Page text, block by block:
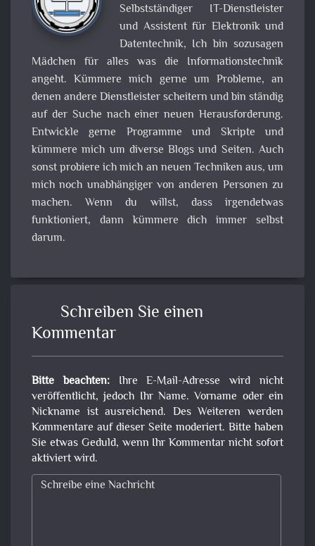
Selbstständiger IT-Dienstleister
und Assistent für Elektronik und
Datentechnik, Ich bin sozusagen
Mädchen für alles was die Informationstechnik
angeht. Kümmere mich gerne um Probleme, an
denen andere Dienstleister scheitern und bin ständig
auf der Suche nach einer neuen Herausforderung.
Entwickle gerne Programme und Skripte und
kümmere mich um diverse Blogs und Seiten. Auch
sonst probiere ich mich an neuen Techniken aus, um
mich noch unabhängiger von anderen Personen zu
machen. Wenn du willst, dass irgendetwas
funktioniert, dann kümmere dich immer selbst
darum.
Schreiben Sie einen
Kommentar
Bitte beachten:Ihre E-Mail-Adresse wird nicht
veröffentlicht, jedoch Ihr Name. Vorname oder ein
Nickname ist ausreichend. Des Weiteren werden
Kommentare auf dieser Seite moderiert. Bitte haben
Sie etwas Geduld, wenn Ihr Kommentar nicht sofort
aktiviert wird.